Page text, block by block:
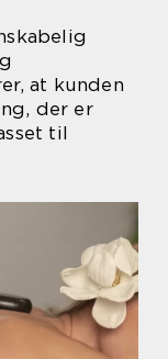
at kunden
der er
til